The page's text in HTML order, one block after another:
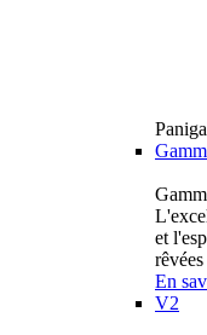
et
En
V2